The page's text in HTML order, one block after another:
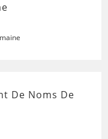
De Noms De